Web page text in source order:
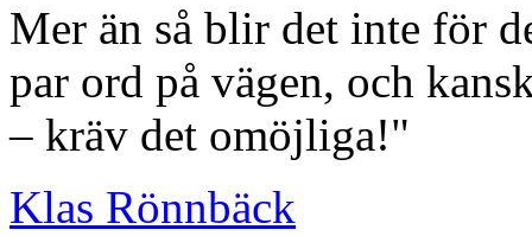
Mer än så blir det inte för
par ord på vägen, och
– kräv det omöjliga!"
Klas Rönnbäck